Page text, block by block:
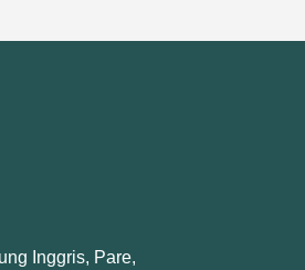
Inggris, Pare,